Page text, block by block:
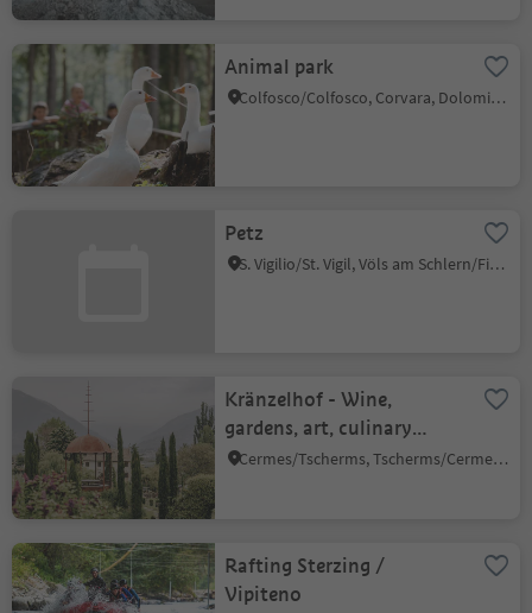
Animal park
Colfosco/Colfosco, Corvara, Dolomites Region Alta Badia
Petz
S. Vigilio/St. Vigil, Völs am Schlern/Fiè allo Sciliar, Dolomites Region Seiser Alm
Kränzelhof - Wine,
gardens, art, culinary
delights
Cermes/Tscherms, Tscherms/Cermes, Meran/Merano and environs
Rafting Sterzing /
Vipiteno